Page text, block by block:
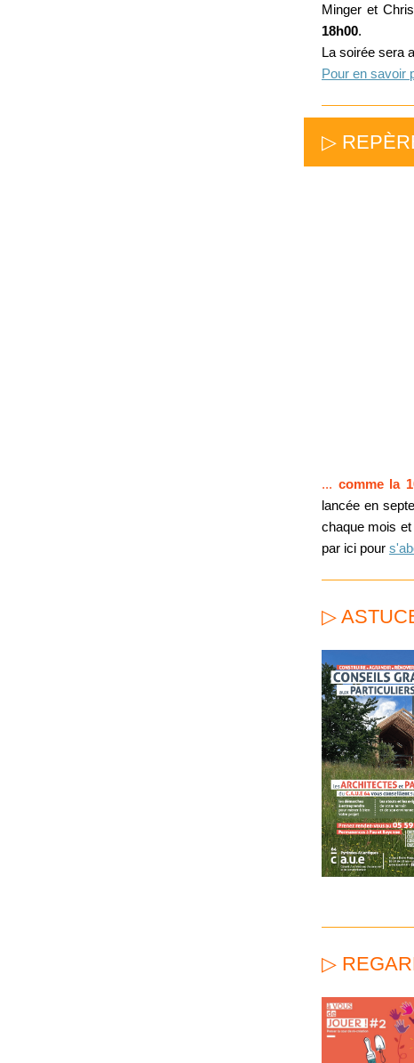
Minger et
18h00.
La soirée sera
Pour en savoir
▷
... comme la
lancée en
chaque mois
par ici pour
▷
▷